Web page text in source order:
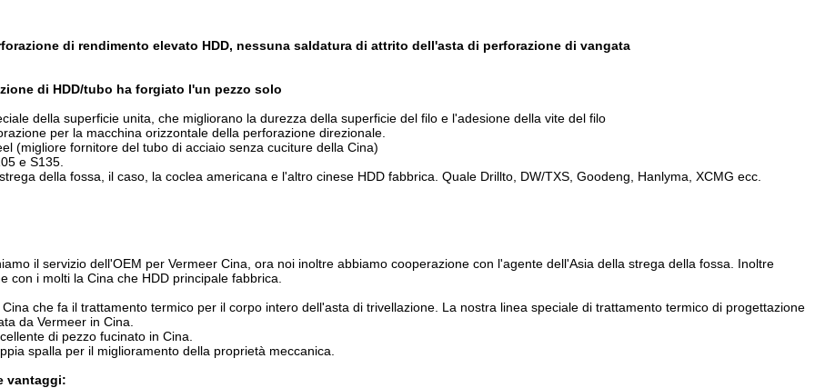
di rendimento elevato HDD, nessuna saldatura di attrito dell'asta di perforazione di vangata
di HDD/tubo ha forgiato l'un pezzo solo
della superficie unita, che migliorano la durezza della superficie del filo e l'adesione della vite del filo
per la macchina orizzontale della perforazione direzionale.
(migliore fornitore del tubo di acciaio senza cuciture della Cina)
e S135.
della fossa, il caso, la coclea americana e l'altro cinese HDD fabbrica. Quale Drillto, DW/TXS, Goodeng, Hanlyma, XCMG ecc.
il servizio dell'OEM per Vermeer Cina, ora noi inoltre abbiamo cooperazione con l'agente dell'Asia della strega della fossa. Inoltre
con i molti la Cina che HDD principale fabbrica.
che fa il trattamento termico per il corpo intero dell'asta di trivellazione. La nostra linea speciale di trattamento termico di progettazione
da Vermeer in Cina.
di pezzo fucinato in Cina.
spalla per il miglioramento della proprietà meccanica.
vantaggi: